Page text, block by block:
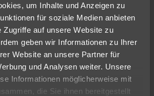
um Inhalte und Anzeigen zu
für soziale Medien anbieten
Zugriffe auf unsere Website zu
geben wir Informationen zu Ihrer
Website an unsere Partner für
und Analysen weiter. Unsere
Informationen möglicherweise mit
die Sie ihnen bereitgestellt
deinen Wünschen
Nur Hotel